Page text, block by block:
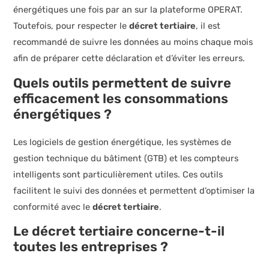
énergétiques une fois par an sur la plateforme OPERAT.
Toutefois, pour respecter ledécret tertiaire, il est
recommandé de suivre les données au moins chaque mois
afin de préparer cette déclaration et d’éviter les erreurs.
Quels outils permettent de suivre
efficacement les consommations
énergétiques ?
Les logiciels de gestion énergétique, les systèmes de
gestion technique du bâtiment (GTB) et les compteurs
intelligents sont particulièrement utiles. Ces outils
facilitent le suivi des données et permettent d’optimiser la
conformité avec ledécret tertiaire.
Le décret tertiaire concerne-t-il
toutes les entreprises ?